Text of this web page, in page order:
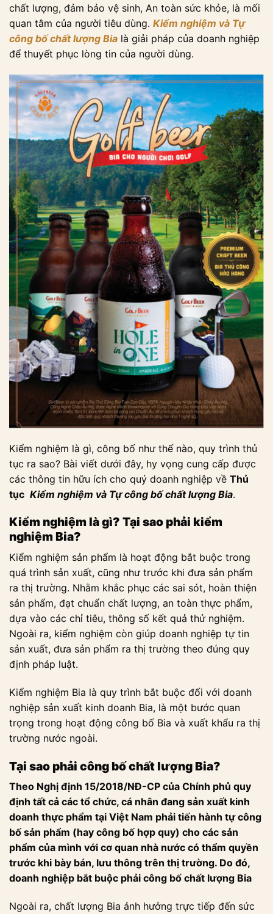
chất lượng, đảm bảo vệ sinh, An toàn sức khỏe, là mối
quan tâm của người tiêu dùng. Kiểm nghiệm và Tự
công bố chất lượng Bia là giải pháp của doanh nghiệp
để thuyết phục lòng tin của người dùng.
Kiểm nghiệm là gì, công bố như thế nào, quy trình thủ
tục ra sao? Bài viết dưới đây, hy vọng cung cấp được
các thông tin hữu ích cho quý doanh nghiệp về Thủ
tục Kiểm nghiệm và Tự công bố chất lượng Bia.
Kiểm nghiệm là gì? Tại sao phải kiểm
nghiệm Bia?
Kiểm nghiệm sản phẩm là hoạt động bắt buộc trong
quá trình sản xuất, cũng như trước khi đưa sản phẩm
ra thị trường. Nhằm khắc phục các sai sót, hoàn thiện
sản phẩm, đạt chuẩn chất lượng, an toàn thực phẩm,
dựa vào các chỉ tiêu, thông số kết quả thử nghiệm.
Ngoài ra, kiểm nghiệm còn giúp doanh nghiệp tự tin
sản xuất, đưa sản phẩm ra thị trường theo đúng quy
định pháp luật.
Kiểm nghiệm Bia là quy trình bắt buộc đối với doanh
nghiệp sản xuất kinh doanh Bia, là một bước quan
trọng trong hoạt động công bố Bia và xuất khẩu ra thị
trường nước ngoài.
Tại sao phải công bố chất lượng Bia?
Theo Nghị định 15/2018/NĐ-CP của Chính phủ quy
định tất cả các tổ chức, cá nhân đang sản xuất kinh
doanh thực phẩm tại Việt Nam phải tiến hành tự công
bố sản phẩm (hay công bố hợp quy) cho các sản
phẩm của mình với cơ quan nhà nước có thẩm quyền
trước khi bày bán, lưu thông trên thị trường. Do đó,
doanh nghiệp bắt buộc phải công bố chất lượng Bia
Ngoài ra, chất lượng Bia ảnh hưởng trực tiếp đến sức